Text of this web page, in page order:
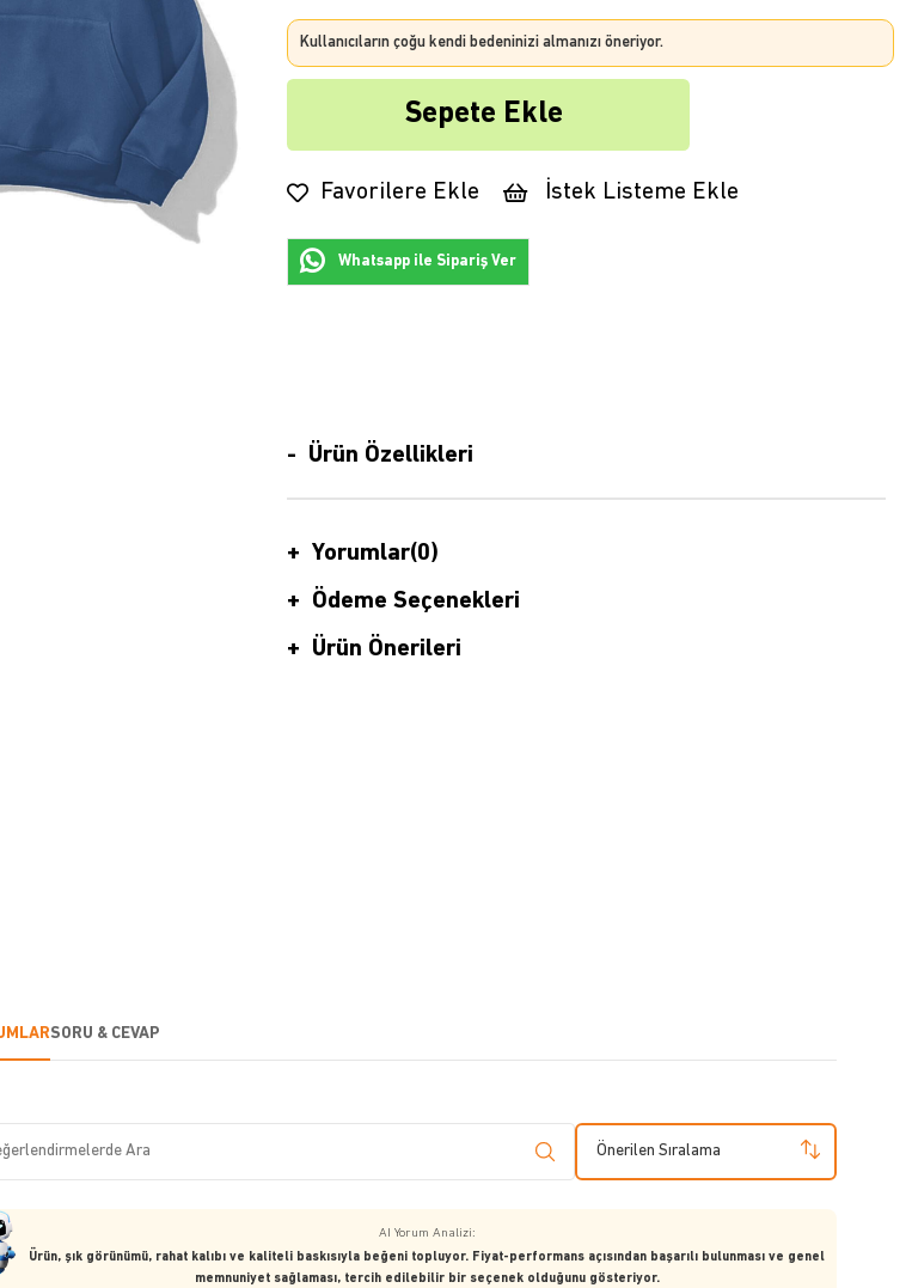
Kullanıcıların çoğu kendi bedeninizi almanızı öneriyor.
Favorilere Ekle İstek Listeme Ekle
Whatsapp ile Sipariş Ver
Ürün Özellikleri
Yorumlar(0)
Ödeme Seçenekleri
Ürün Önerileri
SORU & CEVAP
Önerilen Sıralama
AI Yorum Analizi:
Ürün, şık görünümü, rahat kalıbı ve kaliteli baskısıyla beğeni topluyor. Fiyat-performans açısından başarılı bulunması ve genel
memnuniyet sağlaması, tercih edilebilir bir seçenek olduğunu gösteriyor.